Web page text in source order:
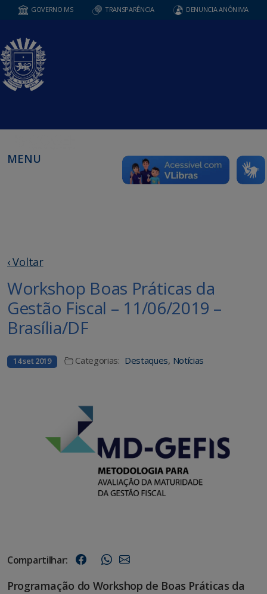
GOVERNO MS TRANSPARÊNCIA DENUNCIA ANÔNIMA
MENU
‹ Voltar
Workshop Boas Práticas da
Gestão Fiscal – 11/06/2019 –
Brasília/DF
14 set 2019 Categorias: Destaques, Notícias
Compartilhar:
Programação do Workshop de Boas Práticas da